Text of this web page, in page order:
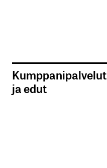
Kumppanipalvelut
ja edut